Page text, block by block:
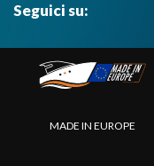
Seguici su:
MADE IN EUROPE